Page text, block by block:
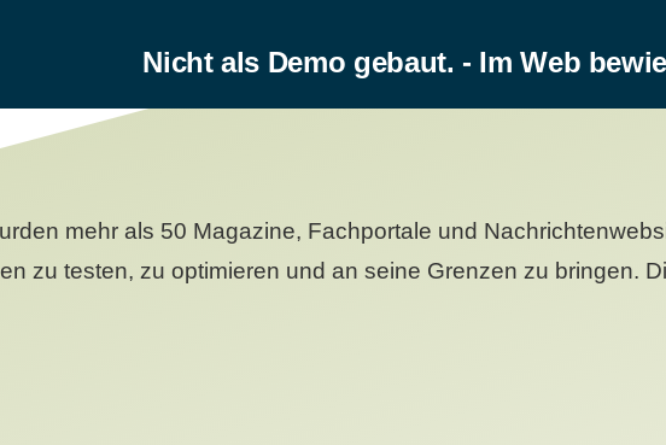
Nicht als Demo gebaut. - Im Web
mehr als 50 Magazine, Fachportale und
zu testen, zu optimieren und an seine Grenzen zu bringen.